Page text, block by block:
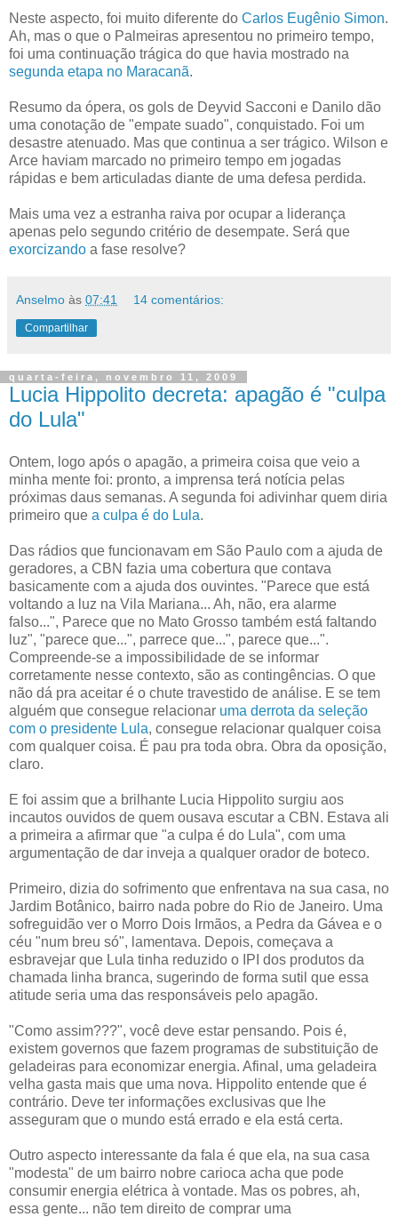
Neste aspecto, foi muito diferente do Carlos Eugênio Simon.
Ah, mas o que o Palmeiras apresentou no primeiro tempo,
foi uma continuação trágica do que havia mostrado na
segunda etapa no Maracanã.
Resumo da ópera, os gols de Deyvid Sacconi e Danilo dão
uma conotação de "empate suado", conquistado. Foi um
desastre atenuado. Mas que continua a ser trágico. Wilson e
Arce haviam marcado no primeiro tempo em jogadas
rápidas e bem articuladas diante de uma defesa perdida.
Mais uma vez a estranha raiva por ocupar a liderança
apenas pelo segundo critério de desempate. Será que
exorcizando a fase resolve?
Anselmo às 07:41 14 comentários:
Compartilhar
quarta-feira, novembro 11, 2009
Lucia Hippolito decreta: apagão é "culpa
do Lula"
Ontem, logo após o apagão, a primeira coisa que veio a
minha mente foi: pronto, a imprensa terá notícia pelas
próximas daus semanas. A segunda foi adivinhar quem diria
primeiro que a culpa é do Lula.
Das rádios que funcionavam em São Paulo com a ajuda de
geradores, a CBN fazia uma cobertura que contava
basicamente com a ajuda dos ouvintes. "Parece que está
voltando a luz na Vila Mariana... Ah, não, era alarme
falso...", Parece que no Mato Grosso também está faltando
luz", "parece que...", parrece que...", parece que...".
Compreende-se a impossibilidade de se informar
corretamente nesse contexto, são as contingências. O que
não dá pra aceitar é o chute travestido de análise. E se tem
alguém que consegue relacionar uma derrota da seleção
com o presidente Lula, consegue relacionar qualquer coisa
com qualquer coisa. É pau pra toda obra. Obra da oposição,
claro.
E foi assim que a brilhante Lucia Hippolito surgiu aos
incautos ouvidos de quem ousava escutar a CBN. Estava ali
a primeira a afirmar que "a culpa é do Lula", com uma
argumentação de dar inveja a qualquer orador de boteco.
Primeiro, dizia do sofrimento que enfrentava na sua casa, no
Jardim Botânico, bairro nada pobre do Rio de Janeiro. Uma
sofreguidão ver o Morro Dois Irmãos, a Pedra da Gávea e o
céu "num breu só", lamentava. Depois, começava a
esbravejar que Lula tinha reduzido o IPI dos produtos da
chamada linha branca, sugerindo de forma sutil que essa
atitude seria uma das responsáveis pelo apagão.
"Como assim???", você deve estar pensando. Pois é,
existem governos que fazem programas de substituição de
geladeiras para economizar energia. Afinal, uma geladeira
velha gasta mais que uma nova. Hippolito entende que é
contrário. Deve ter informações exclusivas que lhe
asseguram que o mundo está errado e ela está certa.
Outro aspecto interessante da fala é que ela, na sua casa
"modesta" de um bairro nobre carioca acha que pode
consumir energia elétrica à vontade. Mas os pobres, ah,
essa gente... não tem direito de comprar uma